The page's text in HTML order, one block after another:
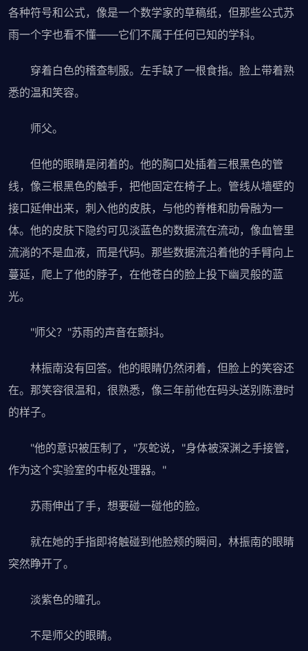
各种符号和公式，像是一个数学家的草稿纸，但那些公式苏
雨一个字也看不懂——它们不属于任何已知的学科。
穿着白色的稽查制服。左手缺了一根食指。脸上带着熟
悉的温和笑容。
师父。
但他的眼睛是闭着的。他的胸口处插着三根黑色的管
线，像三根黑色的触手，把他固定在椅子上。管线从墙壁的
接口延伸出来，刺入他的皮肤，与他的脊椎和肋骨融为一
体。他的皮肤下隐约可见淡蓝色的数据流在流动，像血管里
流淌的不是血液，而是代码。那些数据流沿着他的手臂向上
蔓延，爬上了他的脖子，在他苍白的脸上投下幽灵般的蓝
光。
"师父？"苏雨的声音在颤抖。
林振南没有回答。他的眼睛仍然闭着，但脸上的笑容还
在。那笑容很温和，很熟悉，像三年前他在码头送别陈澄时
的样子。
"他的意识被压制了，"灰蛇说，"身体被深渊之手接管，
作为这个实验室的中枢处理器。"
苏雨伸出了手，想要碰一碰他的脸。
就在她的手指即将触碰到他脸颊的瞬间，林振南的眼睛
突然睁开了。
淡紫色的瞳孔。
不是师父的眼睛。